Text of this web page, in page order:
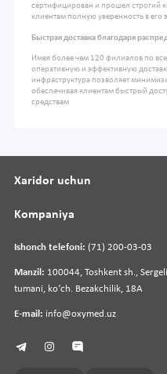
сертифицирован и прошел строгий
клиентам полную уверенность в его
Быстрая доставка благодаря
Имея более чем 120 филиалов по
оперативную и эффективную
инфраструктура позволяет
обеспечивая клиентам быстрый
средствам
Ishonch telefoni: (71) 200-03-03
Manzil: 100044, Toshkent sh., Sergeli
tumani, koʻch. Bezakchilik, 18A
E-mail: info@oxymed.uz
Xaridor uchun
Kompaniya